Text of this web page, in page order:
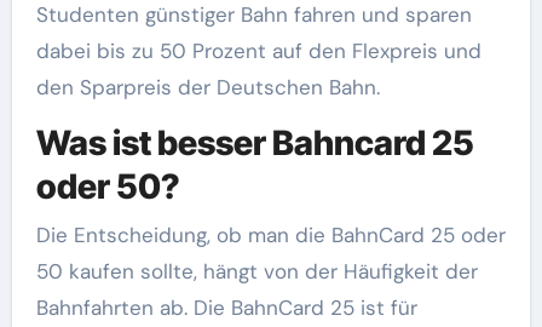
Studenten günstiger Bahn fahren und sparen
dabei bis zu 50 Prozent auf den Flexpreis und
den Sparpreis der Deutschen Bahn.
Was ist besser Bahncard 25
oder 50?
Die Entscheidung, ob man die BahnCard 25 oder
50 kaufen sollte, hängt von der Häufigkeit der
Bahnfahrten ab. Die BahnCard 25 ist für